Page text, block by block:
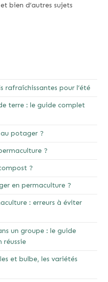
bien d’autres sujets
rafraîchissantes pour l’été
terre : le guide complet
potager ?
?
?
en permaculture ?
: erreurs à éviter
un groupe : le guide
réussie
et bulbe, les variétés